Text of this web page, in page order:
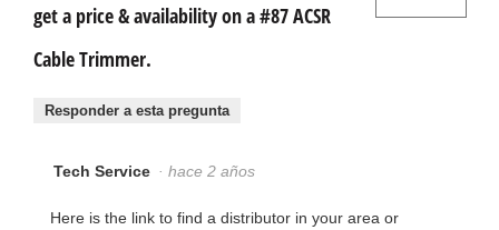
get a price & availability on a #87 ACSR
Cable Trimmer.
Responder a esta pregunta
Tech Service · hace 2 años
Here is the link to find a distributor in your area or